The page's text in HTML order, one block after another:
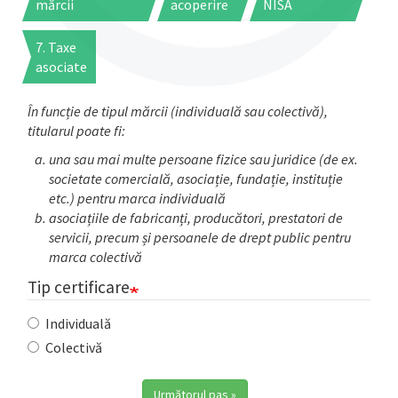
mărcii
acoperire
NISA
7. Taxe
asociate
În funcție de tipul mărcii (individuală sau colectivă),
titularul poate fi:
una sau mai multe persoane fizice sau juridice (de ex.
societate comercială, asociație, fundație, instituție
etc.) pentru marca individuală
asociațiile de fabricanți, producători, prestatori de
servicii, precum și persoanele de drept public pentru
marca colectivă
Tip certificare
Individuală
Colectivă
Următorul pas »